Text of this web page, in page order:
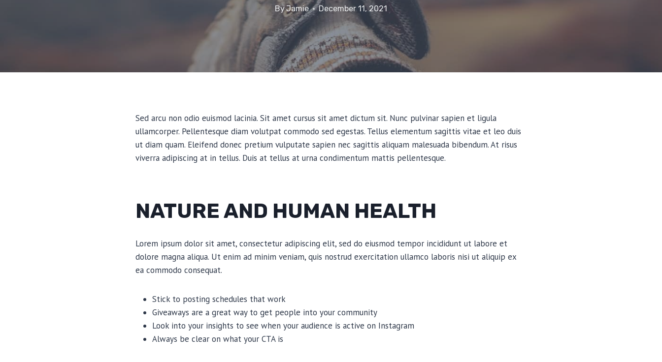
ByJamie December 11, 2021
Sed arcu non odio euismod lacinia. Sit amet cursus sit amet dictum sit. Nunc pulvinar sapien et ligula
ullamcorper. Pellentesque diam volutpat commodo sed egestas. Tellus elementum sagittis vitae et leo duis
ut diam quam. Eleifend donec pretium vulputate sapien nec sagittis aliquam malesuada bibendum. At risus
viverra adipiscing at in tellus. Duis at tellus at urna condimentum mattis pellentesque.
NATURE AND HUMAN HEALTH
Lorem ipsum dolor sit amet, consectetur adipiscing elit, sed do eiusmod tempor incididunt ut labore et
dolore magna aliqua. Ut enim ad minim veniam, quis nostrud exercitation ullamco laboris nisi ut aliquip ex
ea commodo consequat.
Stick to posting schedules that work
Giveaways are a great way to get people into your community
Look into your insights to see when your audience is active on Instagram
Always be clear on what your CTA is